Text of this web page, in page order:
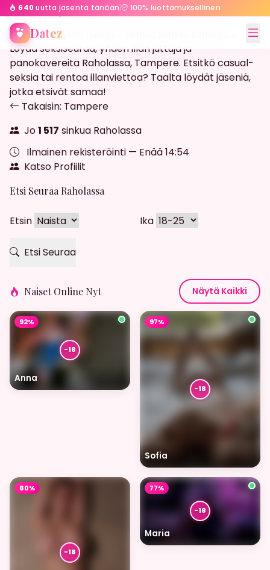
640 uutta jäsentä tänään | 100% luottamuksellinen
Datez
EtusivuTampereRahola
Streffit Tampere Rahola - Rentoa Seuraa Raholassa
Löydä seksiseuraa, yhden illan juttuja ja
panokavereita Raholassa, Tampere. Etsitkö casual-
seksia tai rentoa illanviettoa? Taalta löydät jäseniä,
jotka etsivät samaa!
Takaisin: Tampere
Jo1 517 sinkua Raholassa
Ilmainen rekisteröinti — Enää14:52
Katso Profiilit
Etsi Seuraa Raholassa
Etsin Ika
Etsi Seuraa
Naiset Online Nyt Näytä Kaikki
Anna
92%
Sofia
97%
80%
Maria
77%